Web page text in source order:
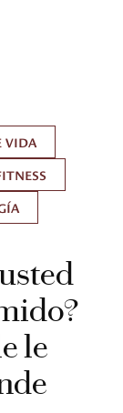
VIDA
le